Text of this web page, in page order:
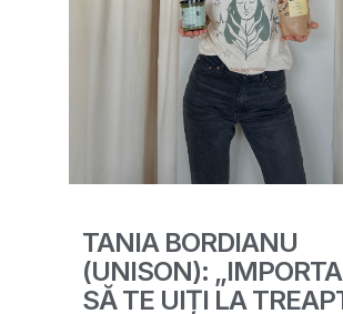
TANIA BORDIANU
(UNISON):
SĂ TE UIȚI LA